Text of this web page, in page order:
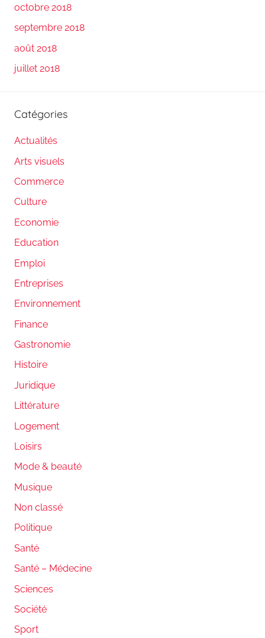
octobre 2018
septembre 2018
août 2018
juillet 2018
Catégories
Actualités
Arts visuels
Commerce
Culture
Economie
Education
Emploi
Entreprises
Environnement
Finance
Gastronomie
Histoire
Juridique
Littérature
Logement
Loisirs
Mode & beauté
Musique
Non classé
Politique
Santé
Santé – Médecine
Sciences
Société
Sport